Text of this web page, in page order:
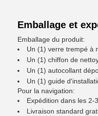
Emballage et
Emballage du produit:
Un (1) verre trempé à
Un (1) chiffon de
Un (1) autocollant
Un (1) guide
Pour la navigation:
Expédition dans les 2-
Livraison standard